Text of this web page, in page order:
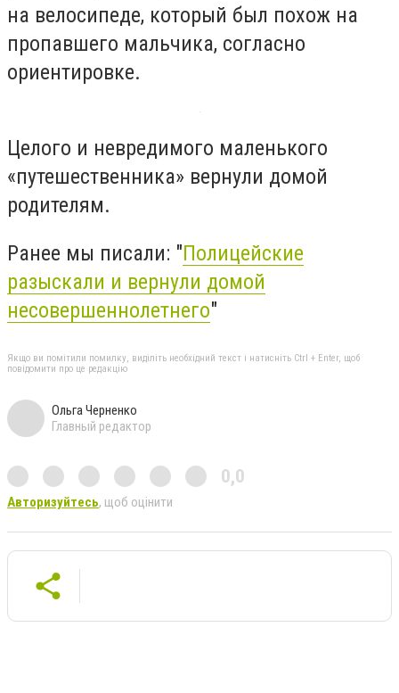
на велосипеде, который был похож на
пропавшего мальчика, согласно
ориентировке.
Целого и невредимого маленького
«путешественника» вернули домой
родителям.
Ранее мы писали: "Полицейские
разыскали и вернули домой
несовершеннолетнего"
Якщо ви помітили помилку, виділіть необхідний текст і натисніть Ctrl + Enter, щоб
повідомити про це редакцію
Ольга Черненко
Главный редактор
0,0
Авторизуйтесь, щоб оцінити